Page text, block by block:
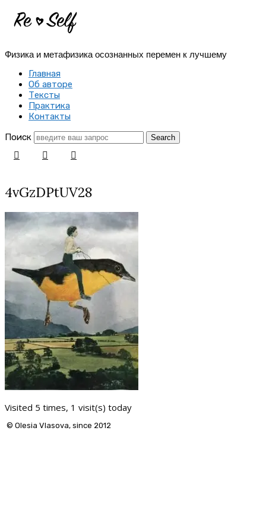
Re-
|
Создай
себя
заново
Физика и метафизика осознанных перемен к лучшему
Главная
Об авторе
Тексты
Практика
Контакты
Поиск
4vGzDPtUV28
Visited 5 times, 1 visit(s) today
© Olesia Vlasova, since 2012